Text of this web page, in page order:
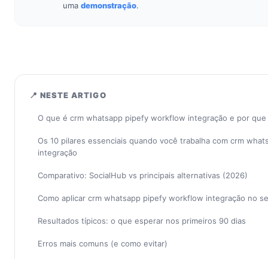
uma demonstração.
📍 NESTE ARTIGO
O que é crm whatsapp pipefy workflow integração e por
Os 10 pilares essenciais quando você trabalha com crm
integração
Comparativo: SocialHub vs principais alternativas (2026)
Como aplicar crm whatsapp pipefy workflow integração no
Resultados típicos: o que esperar nos primeiros 90 dias
Erros mais comuns (e como evitar)